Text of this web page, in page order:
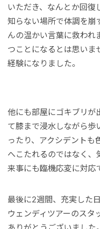
いただき、なんとか回復
知らない場所で体調を崩
んの温かい言葉に救われ
つことになるとは思いま
経験になりました。
他にも部屋にゴキブリが
て膝まで浸水しながら歩
ったり、アクシデントも
へこたれるのではなく、
来事にも臨機応変に対応
最後に2週間、充実した
ウェンディツアーのスタ